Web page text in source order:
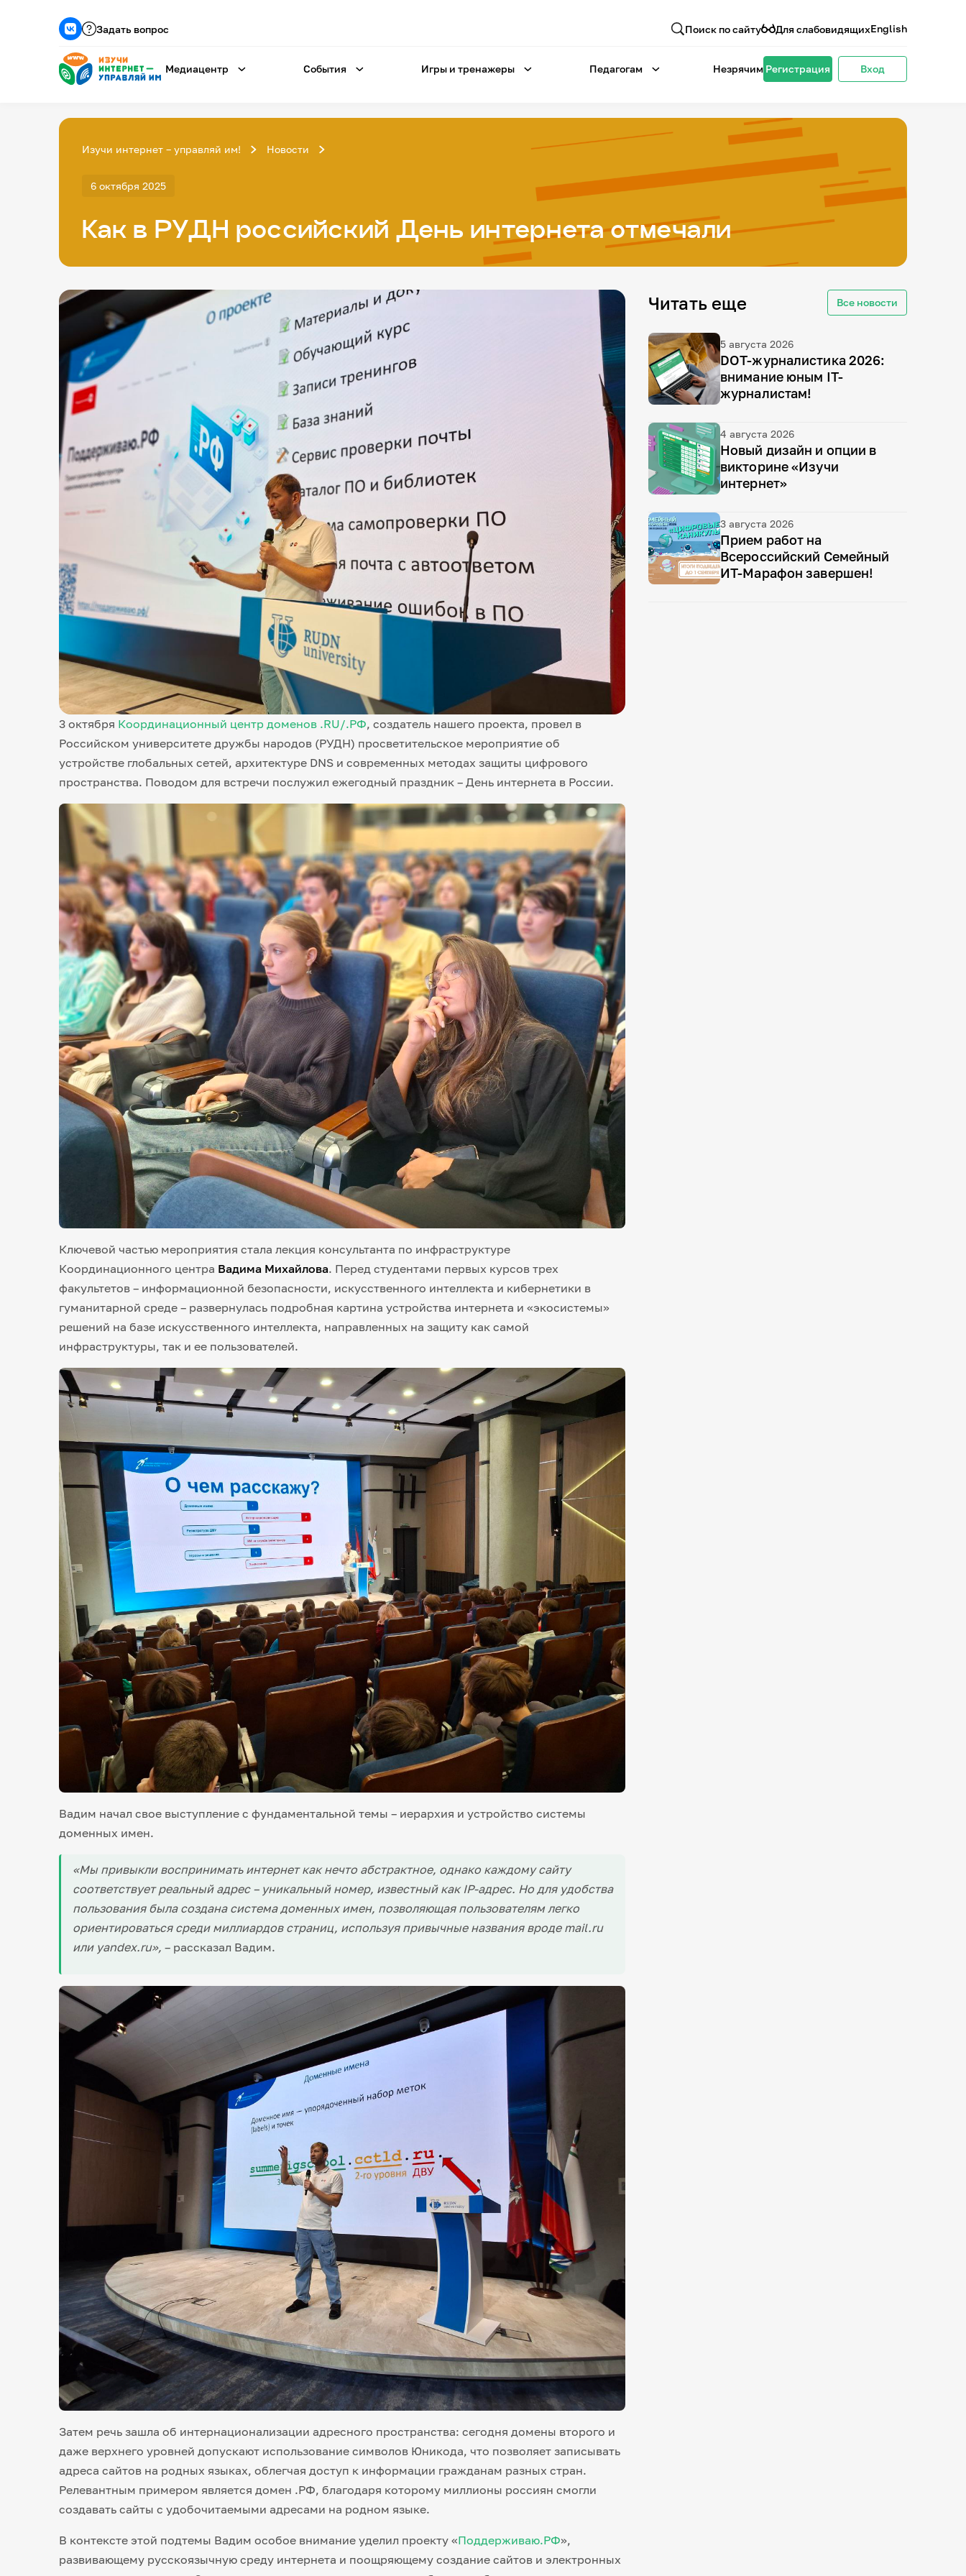
Задать вопрос Поиск по сайту Для слабовидящихEnglish
Медиацентр События Игры и тренажеры Педагогам Незрячим Регистрация Вход
Изучи интернет – управляй им! Новости
6 октября 2025
Как в РУДН российский День интернета отмечали
3 октября Координационный центр доменов .RU/.РФ, создатель нашего проекта, провел в
Российском университете дружбы народов (РУДН) просветительское мероприятие об
устройстве глобальных сетей, архитектуре DNS и современных методах защиты цифрового
пространства. Поводом для встречи послужил ежегодный праздник – День интернета в России.
Ключевой частью мероприятия стала лекция консультанта по инфраструктуре
Координационного центра Вадима Михайлова. Перед студентами первых курсов трех
факультетов – информационной безопасности, искусственного интеллекта и кибернетики в
гуманитарной среде – развернулась подробная картина устройства интернета и «экосистемы»
решений на базе искусственного интеллекта, направленных на защиту как самой
инфраструктуры, так и ее пользователей.
Вадим начал свое выступление с фундаментальной темы – иерархия и устройство системы
доменных имен.
«Мы привыкли воспринимать интернет как нечто абстрактное, однако каждому сайту
соответствует реальный адрес – уникальный номер, известный как IP-адрес. Но для удобства
пользования была создана система доменных имен, позволяющая пользователям легко
ориентироваться среди миллиардов страниц, используя привычные названия вроде mail.ru
или yandex.ru», – рассказал Вадим.
Затем речь зашла об интернационализации адресного пространства: сегодня домены второго и
даже верхнего уровней допускают использование символов Юникода, что позволяет записывать
адреса сайтов на родных языках, облегчая доступ к информации гражданам разных стран.
Релевантным примером является домен .РФ, благодаря которому миллионы россиян смогли
создавать сайты с удобочитаемыми адресами на родном языке.
В контексте этой подтемы Вадим особое внимание уделил проекту «Поддерживаю.РФ»,
развивающему русскоязычную среду интернета и поощряющему создание сайтов и электронных
Читать еще Все новости
5 августа 2026
DOT-журналистика 2026:
внимание юным IT-
журналистам!
4 августа 2026
Новый дизайн и опции в
викторине «Изучи
интернет»
3 августа 2026
Прием работ на
Всероссийский Семейный
ИТ-Марафон завершен!